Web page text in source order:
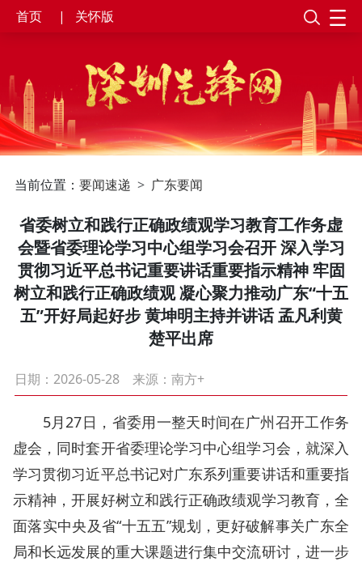
首页 | 关怀版
当前位置： 要闻速递 广东要闻
省委树立和践行正确政绩观学习教育工作务虚
会暨省委理论学习中心组学习会召开 深入学习
贯彻习近平总书记重要讲话重要指示精神 牢固
树立和践行正确政绩观 凝心聚力推动广东“十五
五”开好局起好步 黄坤明主持并讲话 孟凡利黄
楚平出席
日期：2026-05-28 来源：南方+
5月27日，省委用一整天时间在广州召开工作务
虚会，同时套开省委理论学习中心组学习会，就深入
学习贯彻习近平总书记对广东系列重要讲话和重要指
示精神，开展好树立和践行正确政绩观学习教育，全
面落实中央及省“十五五”规划，更好破解事关广东全
局和长远发展的重大课题进行集中交流研讨，进一步